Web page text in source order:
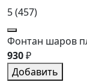
5(457)
Фонтан шаров
930₽
Добавить